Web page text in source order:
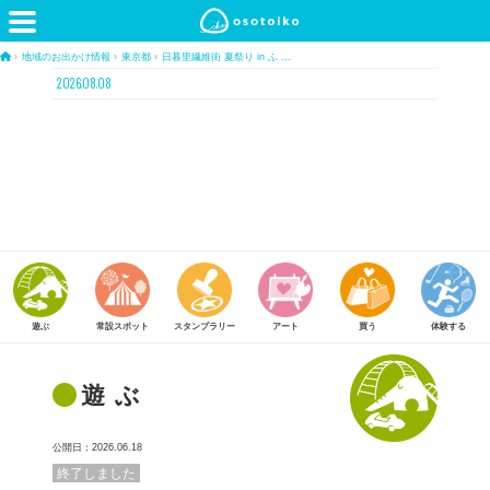
› 地域のお出かけ情報 › 東京都 › 日暮里繊維街 夏祭り in ふ …
2026.08.08
常設スポット スタンプラリー アート 買う 体験する 食べる
遊ぶ
公開日：2026.06.18
終了しました